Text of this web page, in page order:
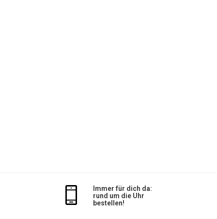
Immer für dich da:
rund um die Uhr
bestellen!